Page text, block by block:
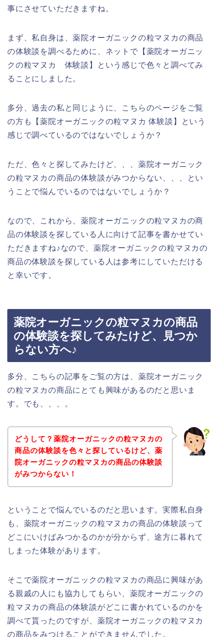
事にさせていただきますね。
まず、私自身は、薬院オーガニックの粒マヌカの商品
の体験談を調べるために、ネットで【薬院オーガニッ
クの粒マヌカ 体験談】という感じで色々と調べてみ
ることにしました。
多分、過去の私と同じように、こちらのページをご覧
の方も【薬院オーガニックの粒マヌカ 体験談】という
感じで調べているのではないでしょうか？
ただ、色々と探してみたけど、、、薬院オーガニック
の粒マヌカの商品の体験談がみつからない、、、とい
うことで悩んでいるのではないでしょうか？
なので、これから、薬院オーガニックの粒マヌカの商
品の体験談を探している人に向けて記事を書かせてい
ただきますね♪なので、薬院オーガニックの粒マヌカの
商品の体験談を探している人は参考にしていただける
と幸いです。
薬院オーガニックの粒マヌカの商品
の体験談を探してみたけど、見つか
らない方へ♪
多分、こちらの記事をご覧の方は、薬院オーガニック
の粒マヌカの商品にとても興味があるのだと思いま
す。でも、、、。
どうして？薬院オーガニックの粒マヌカの
商品の体験談を色々と探しているけど、薬
院オーガニックの粒マヌカの商品の体験談
がみつからない！
ということで悩んでいるのだと思います。実際私自身
も、薬院オーガニックの粒マヌカの商品の体験談って
どこにいけばみつかるのかが分からず、途方に暮れて
しまった体験があります。
そこで薬院オーガニックの粒マヌカの商品に興味があ
る親戚の人にも協力してもらい、薬院オーガニックの
粒マヌカの商品の体験談がどこに書かれているのかを
調べて貰ったのですが、薬院オーガニックの粒マヌカ
の商品をみつけることができませんでした。